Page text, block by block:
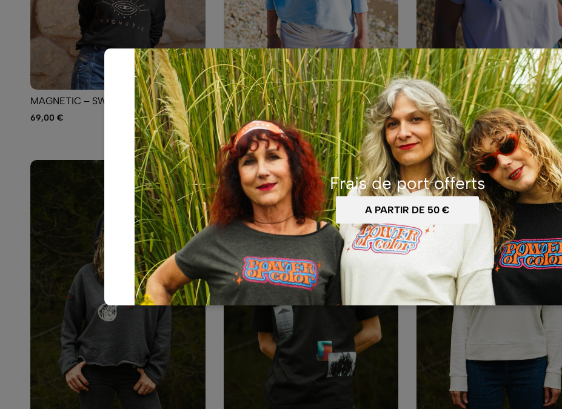
MAGNETIC – SWEAT NOIR
69,00 €
MAGNETIC BOOM – SWEAT BLEU
CIEL
69,00€
MAGNETIC BOOM – TEE-SHIRT
BLANC
45,00€
Frais de port offerts